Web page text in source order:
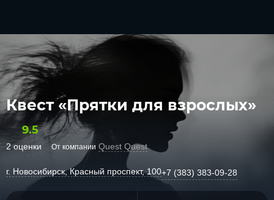
Квест «Прятки для взрослых»
9.5
2 оценки От компании Quest Quest
г. Новосибирск, Красный проспект, 100+7 (383) 383-09-28